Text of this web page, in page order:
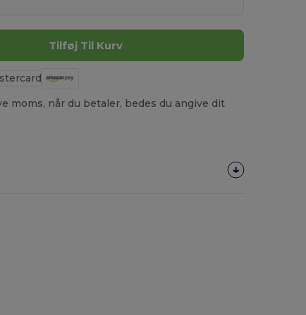
Tilføj Til Kurv
moms, når du betaler, bedes du angive dit